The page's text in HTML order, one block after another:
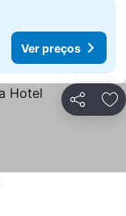
Ver preços
Partilhar